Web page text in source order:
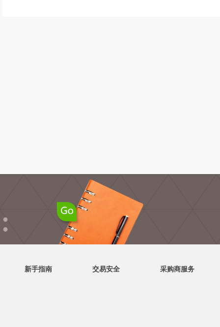
●
●
新手指南 交易安全 采购商服务